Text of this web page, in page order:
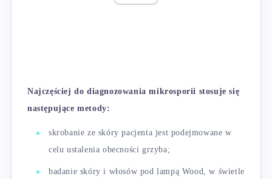
Najczęściej do diagnozowania mikrosporii stosuje się
następujące metody:
skrobanie ze skóry pacjenta jest podejmowane w
celu ustalenia obecności grzyba;
badanie skóry i włosów pod lampą Wood, w świetle